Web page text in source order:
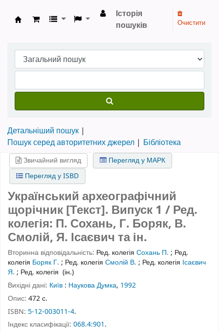
Бібліотека НТШ › Електронний каталог
Історія
пошуків
Очистити
Детальніший пошук
Пошук серед авторитетних джерел
Бібліотека
Звичайний вигляд
Перегляд у МАРК
Перегляд у ISBD
Український археографічний
щорічник [Текст]. Випуск 1 / Ред.
колегія: П. Сохань, Г. Боряк, В.
Смолій, Я. Ісаєвич та ін.
Вторинна відповідальність: Ред. колегія Сохань П. ; Ред.
колегія Боряк Г. ; Ред. колегія Смолій В. ; Ред. колегія Ісаєвич
Я. ; Ред. колегія (ін.)
Вихідні дані: Київ : Наукова Думка, 1992
Опис: 472 с.
ISBN: 5-12-003011-4.
Індекс класифікації: 068.4:901.